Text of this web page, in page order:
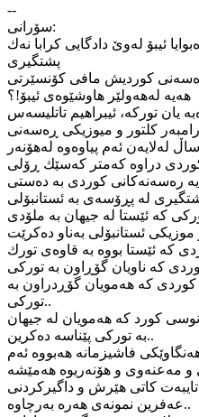
--
سۆرانی:
ئیبۆ له‌وێ دادگایی كرابا نه‌ك
پشتگیری
كوردیش مافی كۆنسێرتی
هه‌یه‌ له‌هه‌ولێر هاوشێوه‌ی ئیبۆ!؟
یان توركه‌، ئیبراهیم تاتلیسه‌س
كلتور و میوزیكی ڕه‌سه‌نی
له‌لایه‌ن ئه‌م پیاوه‌وه‌ له‌هۆنه‌ر
دراوه‌ كه‌متر كه‌سێك ڕۆلی
ره‌سه‌نه‌كانی كوردی به‌ ده‌ستی
له‌ پڕۆسه‌ی به‌ ئستانبۆلی
كه‌ ئێستا له‌ جیهان به‌ ملۆدی
كوردی كه‌ هه‌مویان گۆڕدراون به‌
توركی..
كورد كه‌ هه‌مویان له‌ جیهان
به‌ توركی پێناسه‌ ده‌كرین..
فاشیزمانه‌ هه‌بووه‌ ئه‌م
و مه‌عنه‌وی و هۆنه‌ریوه‌ هه‌مێشه‌
كاتی هێرش و داگیركردنی
عه‌فرین نمونه‌ی هه‌ره‌ به‌رچاوه‌..